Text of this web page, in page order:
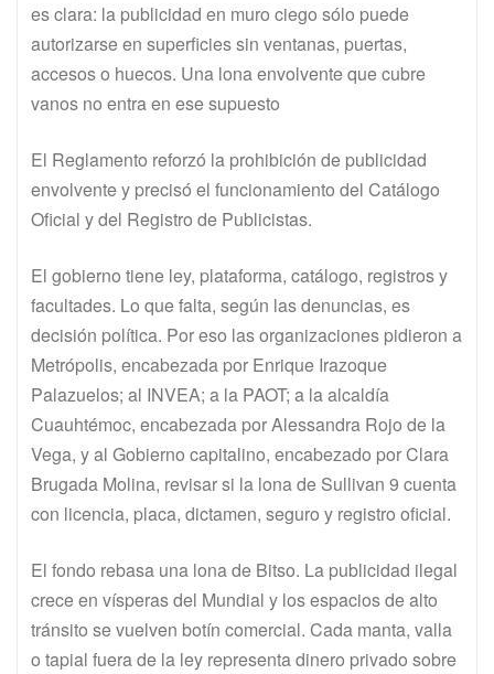
es clara: la publicidad en muro ciego sólo puede
autorizarse en superficies sin ventanas, puertas,
accesos o huecos. Una lona envolvente que cubre
vanos no entra en ese supuesto
El Reglamento reforzó la prohibición de publicidad
envolvente y precisó el funcionamiento del Catálogo
Oficial y del Registro de Publicistas.
El gobierno tiene ley, plataforma, catálogo, registros y
facultades. Lo que falta, según las denuncias, es
decisión política. Por eso las organizaciones pidieron a
Metrópolis, encabezada por Enrique Irazoque
Palazuelos; al INVEA; a la PAOT; a la alcaldía
Cuauhtémoc, encabezada por Alessandra Rojo de la
Vega, y al Gobierno capitalino, encabezado por Clara
Brugada Molina, revisar si la lona de Sullivan 9 cuenta
con licencia, placa, dictamen, seguro y registro oficial.
El fondo rebasa una lona de Bitso. La publicidad ilegal
crece en vísperas del Mundial y los espacios de alto
tránsito se vuelven botín comercial. Cada manta, valla
o tapial fuera de la ley representa dinero privado sobre